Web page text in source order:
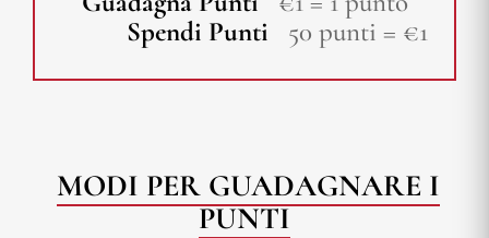
Spendi Punti
50 punti = €1
MODI PER GUADAGNARE I
PUNTI